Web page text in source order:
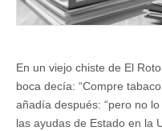
En un viejo chiste de El
boca decía: “Compre
añadía después: “pero no
las ayudas de Estado en la